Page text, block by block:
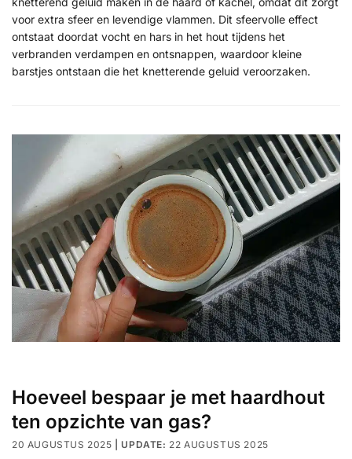
voor extra sfeer en levendige vlammen. Dit sfeervolle effect
ontstaat doordat vocht en hars in het hout tijdens het
verbranden verdampen en ontsnappen, waardoor kleine
barstjes ontstaan die het knetterende geluid veroorzaken.
Hoeveel bespaar je met haardhout
ten opzichte van gas?
20 AUGUSTUS 2025 22 AUGUSTUS 2025